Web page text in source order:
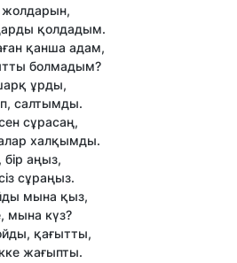
жолдарын,
қолдадым.
қанша адам,
болмадым?
ұрды,
салтымды.
сұрасаң,
халқымды.
аңыз,
сұраңыз.
мына қыз,
мына күз?
қағытты,
жағыпты.